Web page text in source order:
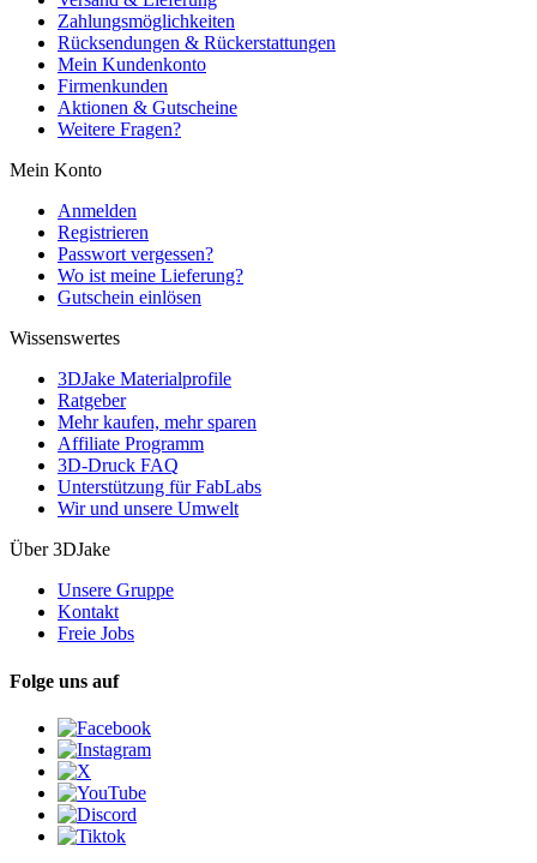
Zahlungsmöglichkeiten
Rücksendungen & Rückerstattungen
Mein Kundenkonto
Firmenkunden
Aktionen & Gutscheine
Weitere Fragen?
Mein Konto
Anmelden
Registrieren
Passwort vergessen?
Wo ist meine Lieferung?
Gutschein einlösen
Wissenswertes
3DJake Materialprofile
Ratgeber
Mehr kaufen, mehr sparen
Affiliate Programm
3D-Druck FAQ
Unterstützung für FabLabs
Wir und unsere Umwelt
Über 3DJake
Unsere Gruppe
Kontakt
Freie Jobs
Folge uns auf